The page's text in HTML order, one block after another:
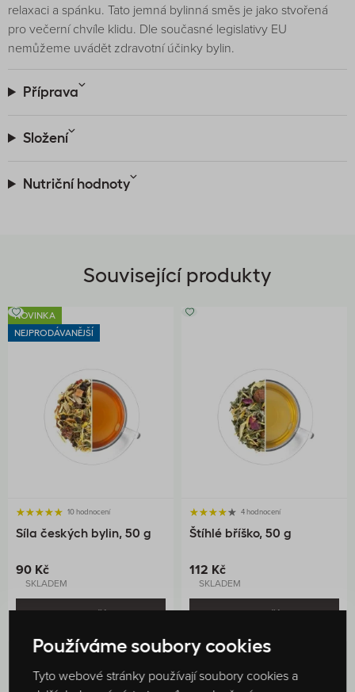
relaxaci a spánku. Tato jemná bylinná směs je jako stvořená
pro večerní chvíle klidu. Dle současné legislativy EU
nemůžeme uvádět zdravotní účinky bylin.
Příprava
Složení
Nutriční hodnoty
Související produkty
NOVINKA
NEJPRODÁVANĚJŠÍ
10 hodnocení
Síla českých bylin, 50 g
90 Kč
SKLADEM
4 hodnocení
Štíhlé bříško, 50 g
112 Kč
SKLADEM
Používáme soubory cookies
Tyto webové stránky používají soubory cookies a